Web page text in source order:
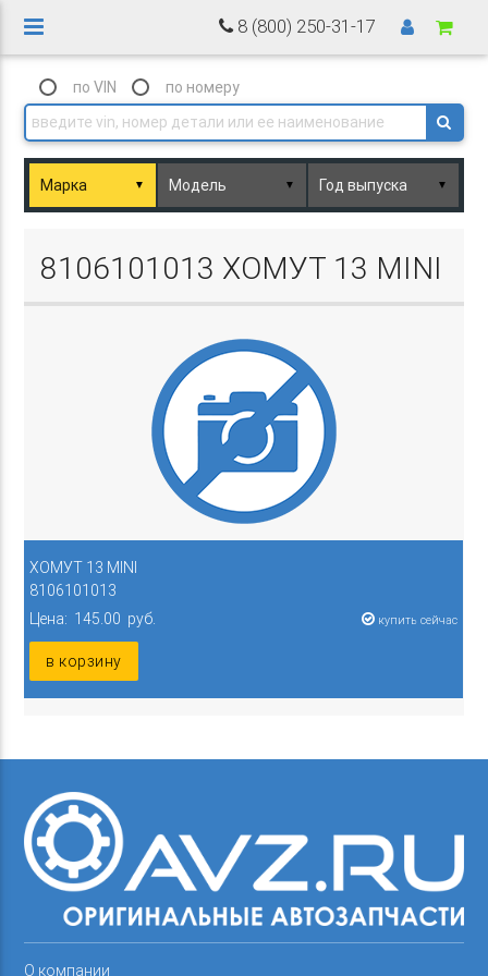
8 (800) 250-31-17
по VIN по номеру
▼ ▼ ▼
8106101013 ХОМУТ 13 MINI
ХОМУТ 13 MINI
8106101013
Цена: 145.00 руб.
купить сейчас
в корзину
О компании